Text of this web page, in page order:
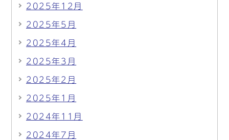
2025年12月
2025年5月
2025年4月
2025年3月
2025年2月
2025年1月
2024年11月
2024年7月